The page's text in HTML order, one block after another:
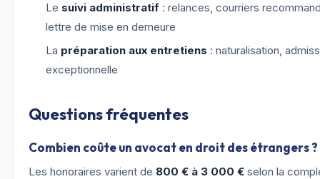
Le suivi administratif : relances, courriers
lettre de mise en demeure
La préparation aux entretiens : naturalisation,
exceptionnelle
Questions fréquentes
Combien coûte un avocat en droit des étrangers ?
Les honoraires varient de 800 € à 3 000 € selon la